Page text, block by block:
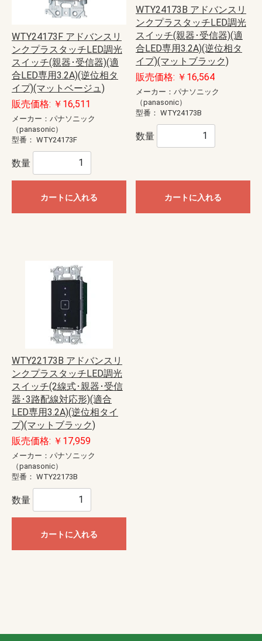
WTY24173F アドバンスリ
ンクプラスタッチLED調光
スイッチ(親器･受信器)(適
合LED専用3.2A)(逆位相タ
イプ)(マットベージュ)
販売価格: ￥16,511
メーカー：パナソニック
（panasonic）
型番： WTY24173F
数量
カートに入れる
WTY24173B アドバンスリ
ンクプラスタッチLED調光
スイッチ(親器･受信器)(適
合LED専用3.2A)(逆位相タ
イプ)(マットブラック)
販売価格: ￥16,564
メーカー：パナソニック
（panasonic）
型番： WTY24173B
数量
カートに入れる
WTY22173B アドバンスリ
ンクプラスタッチLED調光
スイッチ(2線式･親器･受信
器･3路配線対応形)(適合
LED専用3.2A)(逆位相タイ
プ)(マットブラック)
販売価格: ￥17,959
メーカー：パナソニック
（panasonic）
型番： WTY22173B
数量
カートに入れる